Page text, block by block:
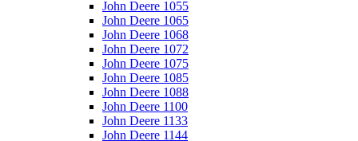
John Deere 1055
John Deere 1065
John Deere 1068
John Deere 1072
John Deere 1075
John Deere 1085
John Deere 1088
John Deere 1100
John Deere 1133
John Deere 1144